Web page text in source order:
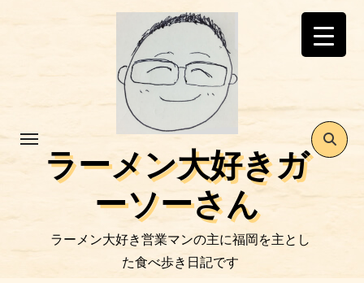
ラーメン大好きガ
ーソーさん
ラーメン大好き営業マンの主に福岡を主とし
た食べ歩き日記です